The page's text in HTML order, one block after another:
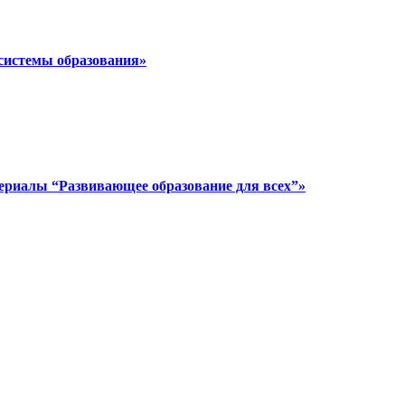
образования»
“Развивающее образование для всех”»